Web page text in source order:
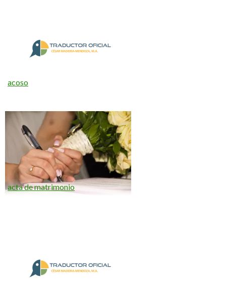
acoso
acta de matrimonio